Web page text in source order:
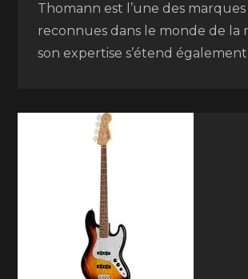
Thomann est l’une des
reconnues dans le monde de la
son expertise s’étend également